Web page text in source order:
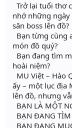
Trở lại tuổi thơ
nhớ những ngày
săn boss lên đồ?
Bạn từng cùng
món đồ quý?
Bạn đang tìm
hoài niệm?
MU Việt – Hào
ấy – một lục địa
lên đồ, nhưng
BẠN LÀ MỘT
BẠN ĐANG
BẠN ĐANG